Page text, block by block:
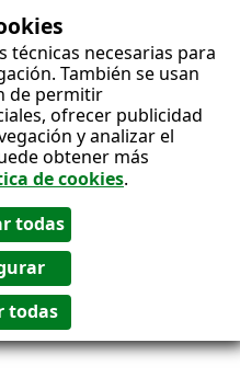
técnicas necesarias para
También se usan
de permitir
ofrecer publicidad
y analizar el
obtener más
de cookies.